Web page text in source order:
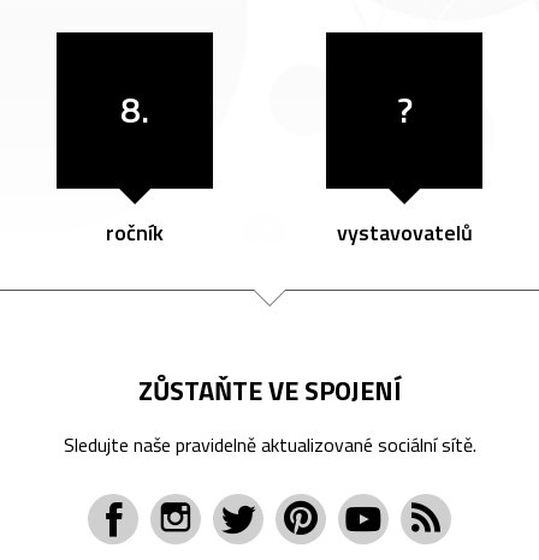
8.
ročník
?
vystavovatelů
ZŮSTAŇTE VE SPOJENÍ
Sledujte naše pravidelně aktualizované sociální sítě.